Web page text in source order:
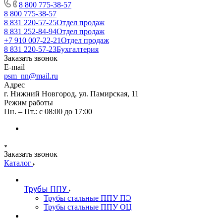
8 800 775-38-57
8 800 775-38-57
8 831 220-57-25Отдел продаж
8 831 252-84-94Отдел продаж
+7 910 007-22-21Отдел продаж
8 831 220-57-23Бухгалтерия
Заказать звонок
E-mail
psm_nn@mail.ru
Адрес
г. Нижний Новгород, ул. Памирская, 11
Режим работы
Пн. – Пт.: с 08:00 до 17:00
Заказать звонок
Каталог
Трубы ППУ
Трубы стальные ППУ ПЭ
Трубы стальные ППУ ОЦ